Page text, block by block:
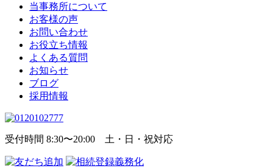
当事務所について
お客様の声
お問い合わせ
お役立ち情報
よくある質問
お知らせ
ブログ
採用情報
受付時間 8:30〜20:00 土・日・祝対応